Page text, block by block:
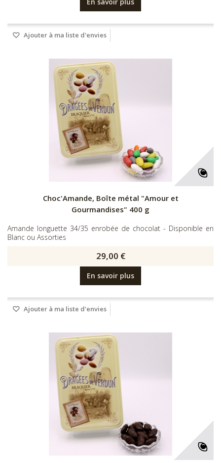
Ajouter à ma liste d'envies
Choc'Amande, Boîte métal "Amour et
Gourmandises" 400 g
Amande longuette 34/35 enrobée de chocolat - Disponible en
Blanc ou Assorties
29,00 €
En savoir plus
Ajouter à ma liste d'envies